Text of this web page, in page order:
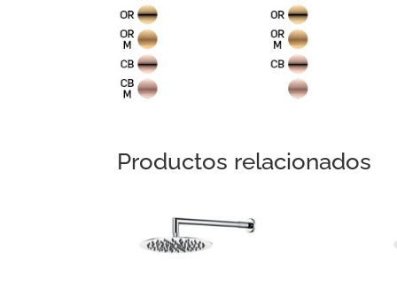
Productos relacionados